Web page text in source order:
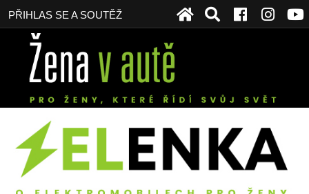
PŘIHLAS SE A SOUTĚŽ